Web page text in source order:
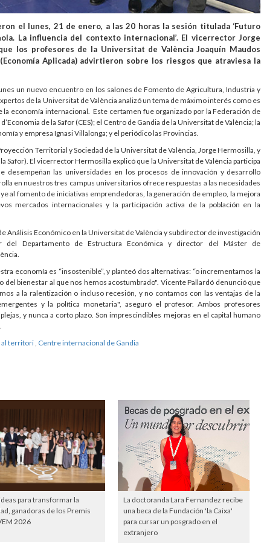
el lunes, 21 de enero, a las 20 horas la sesión titulada ‘Futuro
La influencia del contexto internacional’. El vicerrector Jorge
los profesores de la Universitat de València Joaquín Maudos
Aplicada) advirtieron sobre los riesgos que atraviesa la
un nuevo encuentro en los salones de Fomento de Agricultura, Industria y
de la Universitat de València analizó un tema de máximo interés como es
economía internacional. Este certamen fue organizado por la Federación de
de la Safor (CES); el Centro de Gandia de la Universitat de València; la
y empresa Ignasi Villalonga; y el periódico las Provincias.
Territorial y Sociedad de la Universitat de València, Jorge Hermosilla, y
Safor). El vicerrector Hermosilla explicó que la Universitat de València participa
desempeñan las universidades en los procesos de innovación y desarrollo
en nuestros tres campus universitarios ofrece respuestas a las necesidades
al fomento de iniciativas emprendedoras, la generación de empleo, la mejora
mercados internacionales y la participación activa de la población en la
Análisis Económico en la Universitat de València y subdirector de investigación
del Departamento de Estructura Económica y director del Máster de
economía es “insostenible”, y planteó dos alternativas: “o incrementamos la
bienestar al que nos hemos acostumbrado". Vicente Pallardó denunció que
a la ralentización o incluso recesión, y no contamos con las ventajas de la
y la política monetaria", aseguró el profesor. Ambos profesores
y nunca a corto plazo. Son imprescindibles mejoras en el capital humano
al territori Centre internacional de Gandia
para transformar la
ganadoras de los Premis
2026
La doctoranda Lara Fernandez recibe
una beca de la Fundación 'la Caixa'
para cursar un posgrado en el
extranjero